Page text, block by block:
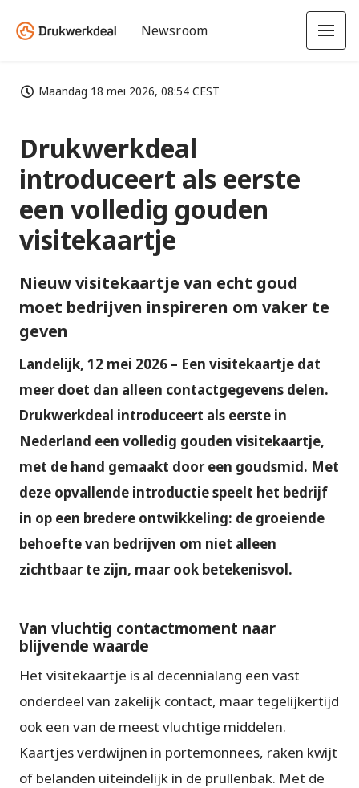
Newsroom
Maandag 18 mei 2026, 08:54 CEST
Drukwerkdeal
introduceert als eerste
een volledig gouden
visitekaartje
Nieuw visitekaartje van echt goud
moet bedrijven inspireren om vaker te
geven
Landelijk, 12 mei 2026 – Een visitekaartje dat
meer doet dan alleen contactgegevens delen.
Drukwerkdeal introduceert als eerste in
Nederland een volledig gouden visitekaartje,
met de hand gemaakt door een goudsmid. Met
deze opvallende introductie speelt het bedrijf
in op een bredere ontwikkeling: de groeiende
behoefte van bedrijven om niet alleen
zichtbaar te zijn, maar ook betekenisvol.
Van vluchtig contactmoment naar
blijvende waarde
Het visitekaartje is al decennialang een vast
onderdeel van zakelijk contact, maar tegelijkertijd
ook een van de meest vluchtige middelen.
Kaartjes verdwijnen in portemonnees, raken kwijt
of belanden uiteindelijk in de prullenbak. Met de